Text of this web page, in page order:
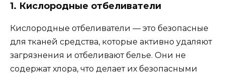
1. Кислородные отбеливатели
Кислородные отбеливатели — это безопасные
для тканей средства, которые активно удаляют
загрязнения и отбеливают белье. Они не
содержат хлора, что делает их безопасными